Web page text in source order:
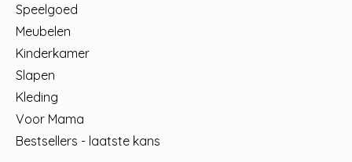
Speelgoed
Meubelen
Kinderkamer
Slapen
Kleding
Voor Mama
Bestsellers - laatste kans